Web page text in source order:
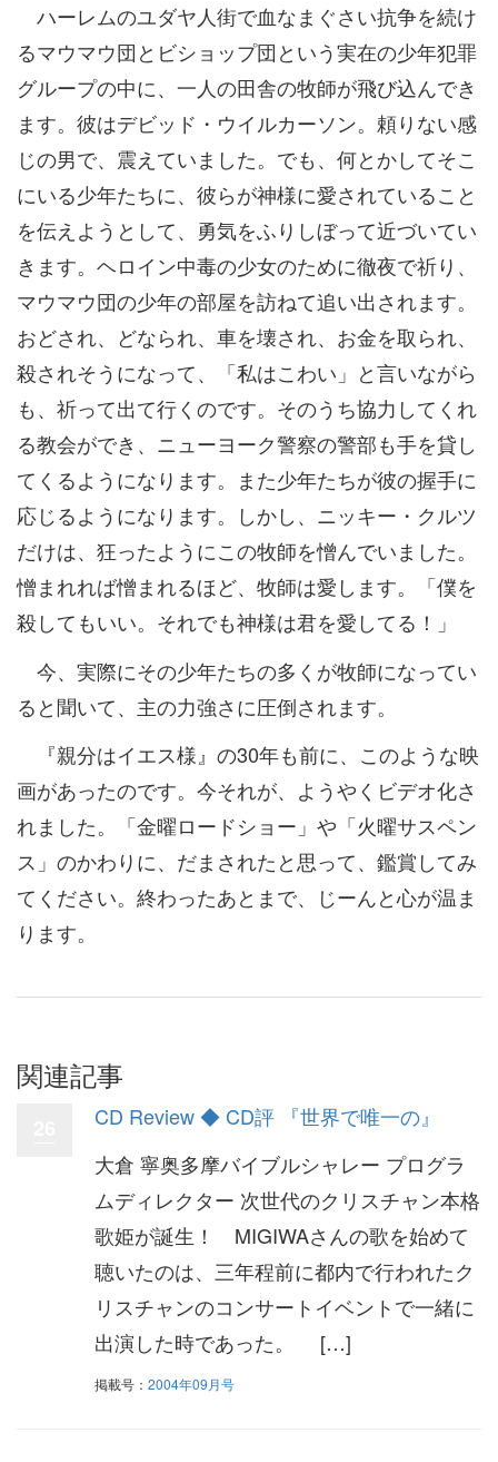
ハーレムのユダヤ人街で血なまぐさい抗争を続け
るマウマウ団とビショップ団という実在の少年犯罪
グループの中に、一人の田舎の牧師が飛び込んでき
ます。彼はデビッド・ウイルカーソン。頼りない感
じの男で、震えていました。でも、何とかしてそこ
にいる少年たちに、彼らが神様に愛されていること
を伝えようとして、勇気をふりしぼって近づいてい
きます。ヘロイン中毒の少女のために徹夜で祈り、
マウマウ団の少年の部屋を訪ねて追い出されます。
おどされ、どなられ、車を壊され、お金を取られ、
殺されそうになって、「私はこわい」と言いながら
も、祈って出て行くのです。そのうち協力してくれ
る教会ができ、ニューヨーク警察の警部も手を貸し
てくるようになります。また少年たちが彼の握手に
応じるようになります。しかし、ニッキー・クルツ
だけは、狂ったようにこの牧師を憎んでいました。
憎まれれば憎まれるほど、牧師は愛します。「僕を
殺してもいい。それでも神様は君を愛してる！」
今、実際にその少年たちの多くが牧師になってい
ると聞いて、主の力強さに圧倒されます。
『親分はイエス様』の30年も前に、このような映
画があったのです。今それが、ようやくビデオ化さ
れました。「金曜ロードショー」や「火曜サスペン
ス」のかわりに、だまされたと思って、鑑賞してみ
てください。終わったあとまで、じーんと心が温ま
ります。
関連記事
CD Review ◆ CD評 『世界で唯一の』
大倉 寧奥多摩バイブルシャレー プログラ
ムディレクター 次世代のクリスチャン本格
歌姫が誕生！ MIGIWAさんの歌を始めて
聴いたのは、三年程前に都内で行われたク
リスチャンのコンサートイベントで一緒に
出演した時であった。 […]
掲載号： 2004年09月号